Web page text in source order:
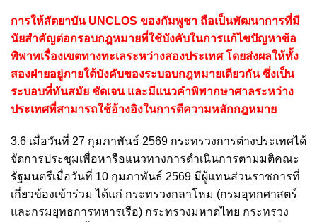
การให้สัตยาบัน UNCLOS ของกัมพูชา ถือเป็นพัฒนาการที่มี
นัยสำคัญต่อกรอบกฎหมายที่ใช้บังคับในการแก้ไขปัญหาข้อ
พิพาทเรื่องเขตทางทะเลระหว่างสองประเทศ โดยส่งผลให้ทั้ง
สองฝ่ายอยู่ภายใต้บังคับของระบอบกฎหมายเดียวกัน ซึ่งเป็น
ระบอบที่ทันสมัย ชัดเจน และมีแนวคำพิพากษาศาลระหว่าง
ประเทศที่สามารถใช้อ้างอิงในการตีความหลักกฎหมาย
3.6 เมื่อวันที่ 27 กุมภาพันธ์ 2569 กระทรวงการต่างประเทศได้
จัดการประชุมเพื่อหารือแนวทางการดำเนินการตามมติคณะ
รัฐมนตรีเมื่อวันที่ 10 กุมภาพันธ์ 2569 มีผู้แทนส่วนราชการที่
เกี่ยวข้องเข้าร่วม ได้แก่ กระทรวงกลาโหม (กรมอุทกศาสตร์
และกรมยุทธการทหารเรือ) กระทรวงมหาดไทย กระทรวง